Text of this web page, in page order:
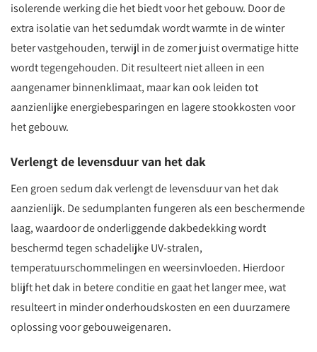
isolerende werking die het biedt voor het gebouw. Door de
extra isolatie van het sedumdak wordt warmte in de winter
beter vastgehouden, terwijl in de zomer juist overmatige hitte
wordt tegengehouden. Dit resulteert niet alleen in een
aangenamer binnenklimaat, maar kan ook leiden tot
aanzienlijke energiebesparingen en lagere stookkosten voor
het gebouw.
Verlengt de levensduur van het dak
Een groen sedum dak verlengt de levensduur van het dak
aanzienlijk. De sedumplanten fungeren als een beschermende
laag, waardoor de onderliggende dakbedekking wordt
beschermd tegen schadelijke UV-stralen,
temperatuurschommelingen en weersinvloeden. Hierdoor
blijft het dak in betere conditie en gaat het langer mee, wat
resulteert in minder onderhoudskosten en een duurzamere
oplossing voor gebouweigenaren.